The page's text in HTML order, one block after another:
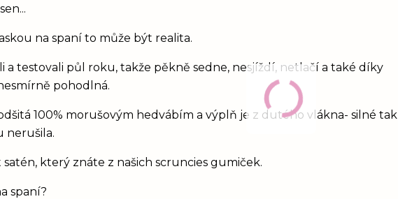
na spaní to může být realita.
a testovali půl roku, takže pěkně sedne, nesjíždí, netlačí a také díky
pohodlná.
100% morušovým hedvábím a výplň je z dutého vlákna- silné tak
nerušila.
který znáte z našich scruncies gumiček.
spaní?